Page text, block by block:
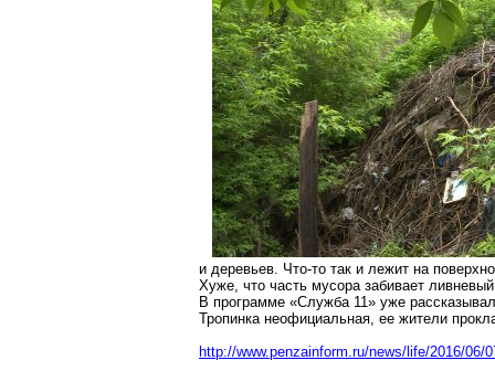
и деревьев. Что-то так и лежит на
Хуже, что часть мусора забивает
В программе «Служба 11» уже
Тропинка неофициальная, ее жители
http://www.penzainform.ru/news/life/2016/